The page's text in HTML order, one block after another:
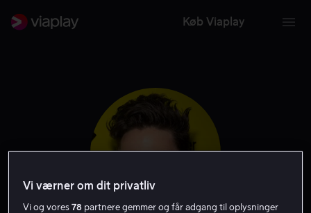
Køb Viaplay
Vi værner om dit privatliv
Vi og vores78 partnere gemmer og får adgang til oplysninger